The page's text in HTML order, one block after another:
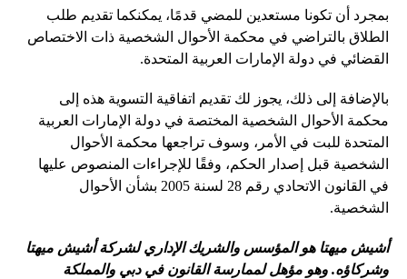
بمجرد أن تكونا مستعدين للمضي قدمًا، يمكنكما تقديم طلب
الطلاق بالتراضي في محكمة الأحوال الشخصية ذات الاختصاص
القضائي في دولة الإمارات العربية المتحدة.
بالإضافة إلى ذلك، يجوز لك تقديم اتفاقية التسوية هذه إلى
محكمة الأحوال الشخصية المختصة في دولة الإمارات العربية
المتحدة للبت في الأمر، وسوف تراجعها محكمة الأحوال
الشخصية قبل إصدار الحكم، وفقًا للإجراءات المنصوص عليها
في القانون الاتحادي رقم 28 لسنة 2005 بشأن الأحوال
الشخصية.
أشيش ميهتا هو المؤسس والشريك الإداري لشركة أشيش ميهتا
وشركاؤه. وهو مؤهل لممارسة القانون في دبي والمملكة